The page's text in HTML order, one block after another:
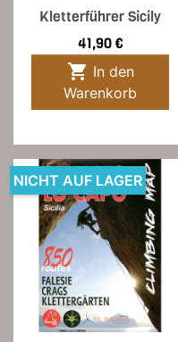
Kletterführer Sicily
Preis
41,90 €

Warenkorb
NICHT AUF LAGER